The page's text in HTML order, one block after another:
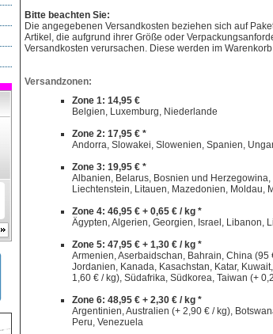
Bitte beachten Sie:
Die angegebenen Versandkosten beziehen sich auf
Artikel, die aufgrund ihrer Größe oder
Versandkosten verursachen. Diese werden im
Versandzonen:
Zone 1: 14,95 €
Belgien, Luxemburg, Niederlande
Zone 2: 17,95 € *
Andorra, Slowakei, Slowenien, Spanien,
Zone 3: 19,95 € *
Albanien, Belarus, Bosnien und
Liechtenstein, Litauen, Mazedonien, Moldau,
Zone 4: 46,95 € + 0,65 € / kg *
Ägypten, Algerien, Georgien, Israel, Libanon,
Zone 5: 47,95 € + 1,30 € / kg *
Armenien, Aserbaidschan, Bahrain, China
Jordanien, Kanada, Kasachstan, Katar,
1,60 € / kg), Südafrika, Südkorea, Taiwan (+
Zone 6: 48,95 € + 2,30 € / kg *
Argentinien, Australien (+ 2,90 € / kg),
Peru, Venezuela